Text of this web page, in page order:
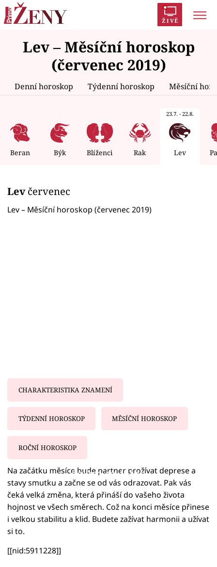
ŽIVĚ
Trendy: Polabí Inspekce Prostřeno!
AYTO?
Zrádci Proměny
Témata
Celebrity
Seriály
Sledujte nás
Lev – Měsíční horoskop
(červenec 2019)
Denní horoskop Týdenní horoskop Měsíční
Beran Býk Blíženci Rak
23.7. - 22.8.
Lev
Levčervenec
Lev – Měsíční horoskop (červenec 2019)
CHARAKTERISTIKA ZNAMENÍ
TÝDENNÍ HOROSKOP MĚSÍČNÍ HOROSKOP
ROČNÍ HOROSKOP
Failed to fetch
Na začátku měsíce bude partner prožívat deprese a
stavy smutku a začne se od vás odrazovat. Pak vás
čeká velká změna, která přináší do vašeho života
hojnost ve všech směrech. Což na konci měsíce přinese
i velkou stabilitu a klid. Budete zažívat harmonii a užívat
si to.
[[nid:5911228]]